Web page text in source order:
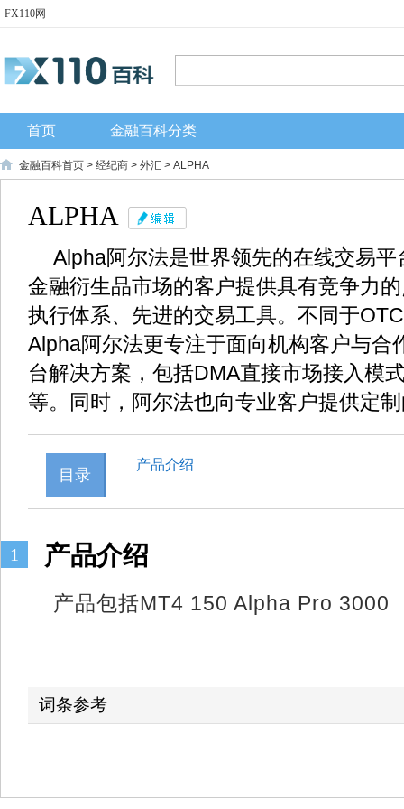
FX110网
首页 金融百科分类
金融百科首页 > 经纪商 > 外汇 > ALPHA
ALPHA
Alpha阿尔法是世界领先的在线交易
金融衍生品市场的客户提供具有竞争力
执行体系、先进的交易工具。不同于
Alpha阿尔法更专注于面向机构客户与合
台解决方案，包括DMA直接市场接入模
等。同时，阿尔法也向专业客户提供定
目录
产品介绍
1 产品介绍
产品包括MT4 150 Alpha Pro 3000
词条参考